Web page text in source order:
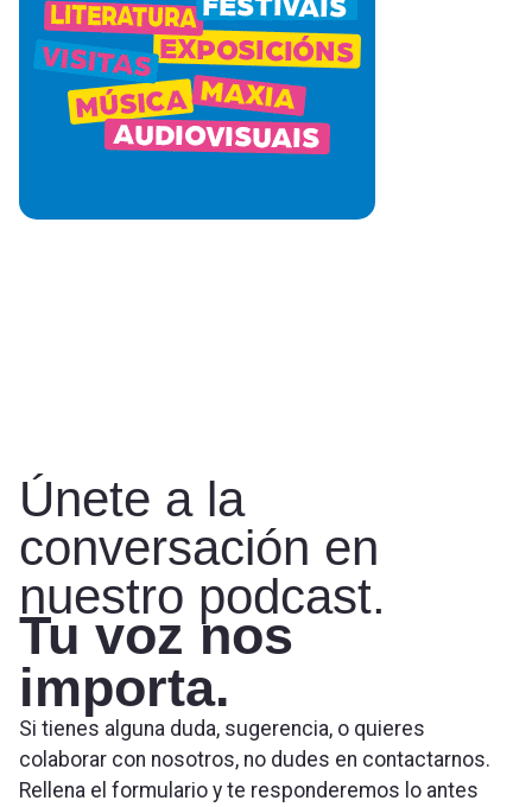
Únete a la
conversación en
nuestro podcast.
Tu voz nos
importa.
Si tienes alguna duda, sugerencia, o quieres
colaborar con nosotros, no dudes en contactarnos.
Rellena el formulario y te responderemos lo antes